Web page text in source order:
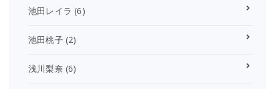
池田レイラ (6)
池田桃子(2)
浅川梨奈 (6)